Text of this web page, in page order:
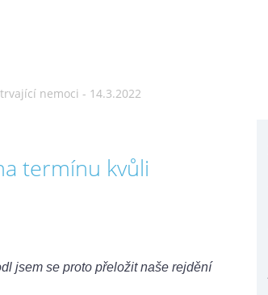
nemoci - 14.3.2022
termínu kvůli
jsem se proto přeložit naše rejdění